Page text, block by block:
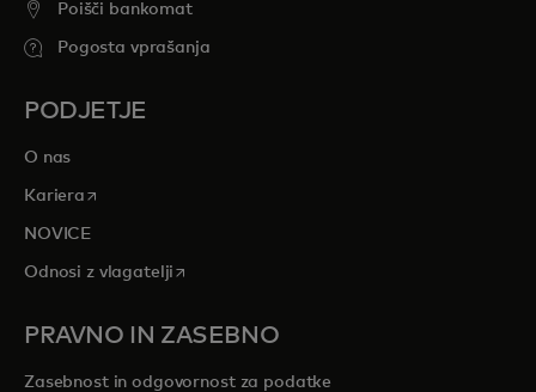
Poišči bankomat
Pogosta vprašanja
PODJETJE
O nas
Kariera opens in a new tab
NOVICE
Odnosi z vlagatelji opens in a new tab
PRAVNO IN ZASEBNO
Zasebnost in odgovornost za podatke